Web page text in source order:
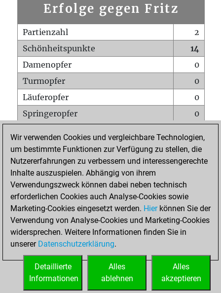
Erfolge gegen Fritz
Partienzahl
2
Schönheitspunkte
14
Damenopfer
0
Turmopfer
0
Läuferopfer
0
Springeropfer
0
Matt auf vollem Brett
0
Bauer setzt Matt
0
Erstickte Matts
Unterverwandlungen
Türme auf der siebten
0
STARTSEITE
Wir verwenden Cookies und vergleichbare Technologien,
um bestimmte Funktionen zur Verfügung zu stellen, die
Nutzererfahrungen zu verbessern und interessengerechte
Inhalte auszuspielen. Abhängig von ihrem
Verwendungszweck können dabei neben technisch
erforderlichen Cookies auch Analyse-Cookies sowie
Marketing-Cookies eingesetzt werden. Hierkönnen Sie der
Verwendung von Analyse-Cookies und Marketing-Cookies
widersprechen. Weitere Informationen finden Sie in
unserer Datenschutzerklärung.
Alles
akzeptieren
Alles
ablehnen
Detaillierte
Informationen